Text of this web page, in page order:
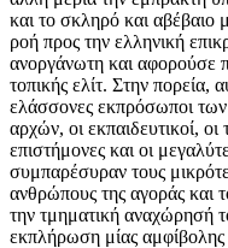
και το σκληρό και
ροή προς την ελληνική
ανοργάνωτη και αφορούσε
τοπικής ελίτ. Στην πορεία,
ελάσσονες εκπρόσωποι των
αρχών, οι εκπαιδευτικοί, οι
επιστήμονες και οι
συμπαρέσυραν τους
ανθρώπους της αγοράς και
την τμηματική αναχώρησή
εκπλήρωση μίας